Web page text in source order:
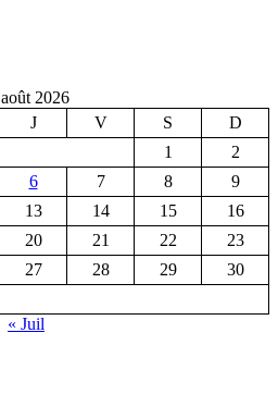
août 2026
J V S
D
1
2
6 7 8
9
13 14 15
16
20 21 22
23
27 28 29
30
« Juil